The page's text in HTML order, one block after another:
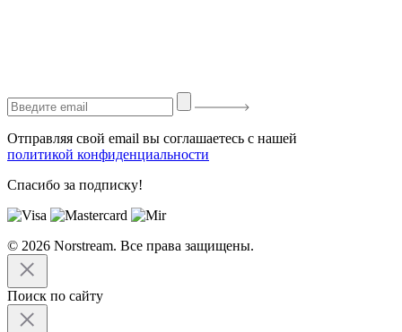
Отправляя свой email вы соглашаетесь с нашей
политикой конфиденциальности
Спасибо за подписку!
© 2026 Norstream. Все права защищены.
Поиск по сайту